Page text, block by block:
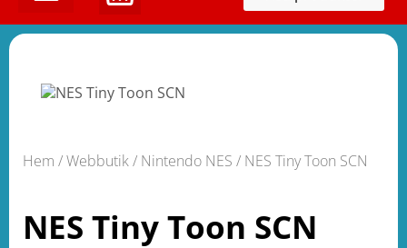
Hem /Webbutik/ Nintendo NES / NES Tiny Toon SCN
NES Tiny Toon SCN